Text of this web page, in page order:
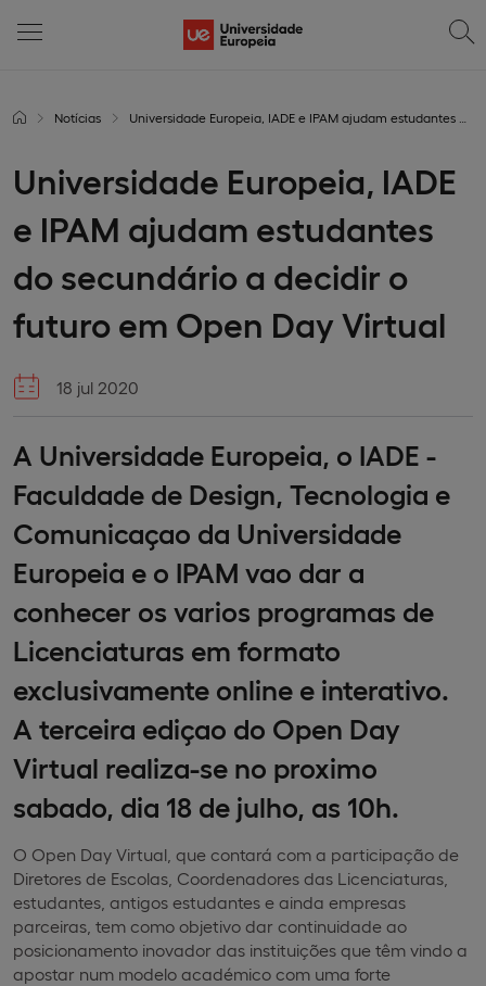
Notícias Universidade Europeia, IADE e IPAM ajudam estudantes do secundário a decidir o futuro em Open Day Virtual
Universidade Europeia, IADE
e IPAM ajudam estudantes
do secundário a decidir o
futuro em Open Day Virtual
18 jul 2020
A Universidade Europeia, o IADE -
Faculdade de Design, Tecnologia e
Comunicaçao da Universidade
Europeia e o IPAM vao dar a
conhecer os varios programas de
Licenciaturas em formato
exclusivamente online e interativo.
A terceira ediçao do Open Day
Virtual realiza-se no proximo
sabado, dia 18 de julho, as 10h.
O Open Day Virtual, que contará com a participação de
Diretores de Escolas, Coordenadores das Licenciaturas,
estudantes, antigos estudantes e ainda empresas
parceiras, tem como objetivo dar continuidade ao
posicionamento inovador das instituições que têm vindo a
apostar num modelo académico com uma forte